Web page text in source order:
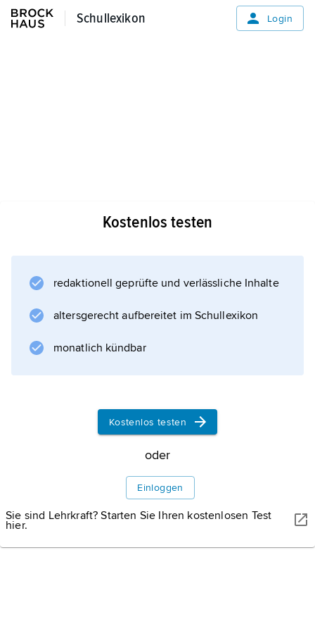
Schullexikon
Schullexikon Login
Kostenlos testen
redaktionell geprüfte und verlässliche Inhalte
altersgerecht aufbereitet im Schullexikon
monatlich kündbar
Kostenlos testen
oder
Einloggen
Sie sind Lehrkraft? Starten Sie Ihren kostenlosen Test
hier.